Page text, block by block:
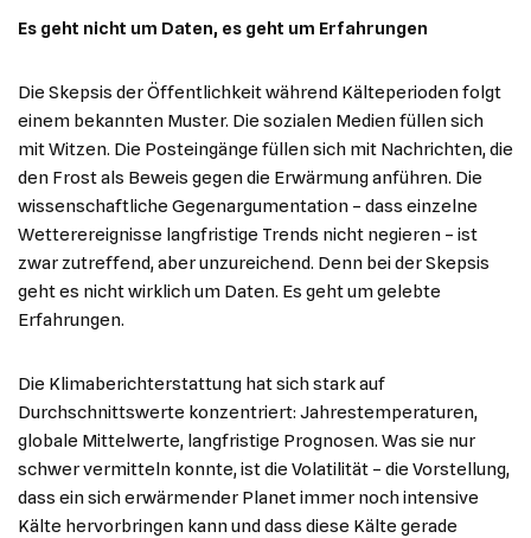
Es geht nicht um Daten, es geht um Erfahrungen
Die Skepsis der Öffentlichkeit während Kälteperioden folgt
einem bekannten Muster. Die sozialen Medien füllen sich
mit Witzen. Die Posteingänge füllen sich mit Nachrichten, die
den Frost als Beweis gegen die Erwärmung anführen. Die
wissenschaftliche Gegenargumentation – dass einzelne
Wetterereignisse langfristige Trends nicht negieren – ist
zwar zutreffend, aber unzureichend. Denn bei der Skepsis
geht es nicht wirklich um Daten. Es geht um gelebte
Erfahrungen.
Die Klimaberichterstattung hat sich stark auf
Durchschnittswerte konzentriert: Jahrestemperaturen,
globale Mittelwerte, langfristige Prognosen. Was sie nur
schwer vermitteln konnte, ist die Volatilität – die Vorstellung,
dass ein sich erwärmender Planet immer noch intensive
Kälte hervorbringen kann und dass diese Kälte gerade